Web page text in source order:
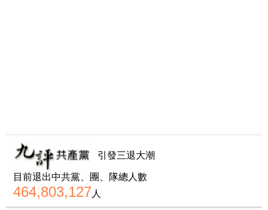
引發三退大潮
目前退出中共黨、團、隊總人數
464,803,127人